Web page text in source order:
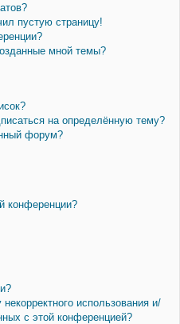
пустую страницу!
мной темы?
на определённую тему?
форум?
конференции?
использования и/
с этой конференцией?